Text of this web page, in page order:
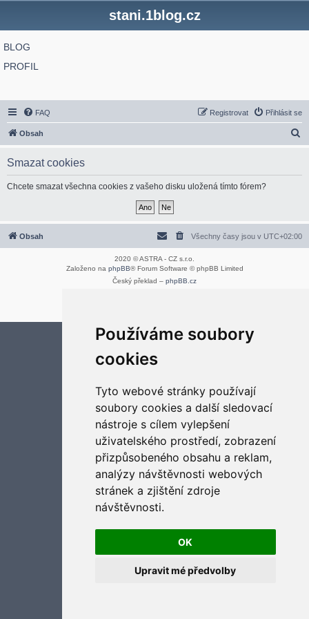
Používáme soubory
cookies
Tyto webové stránky používají
soubory cookies a další sledovací
nástroje s cílem vylepšení
uživatelského prostředí, zobrazení
přizpůsobeného obsahu a reklam,
analýzy návštěvnosti webových
stránek a zjištění zdroje
návštěvnosti.
OK
Upravit mé předvolby
stani.1blog.cz
BLOG
PROFIL
FAQ Přihlásit se
Registrovat
Obsah
Smazat cookies
Chcete smazat všechna cookies z vašeho disku uložená tímto fórem?
Obsah Všechny časy jsou v UTC+02:00
2020 © ASTRA - CZ s.r.o.
Založeno na phpBB® Forum Software © phpBB Limited
Český překlad – phpBB.cz
Aktualizujte předvolby souborů cookies